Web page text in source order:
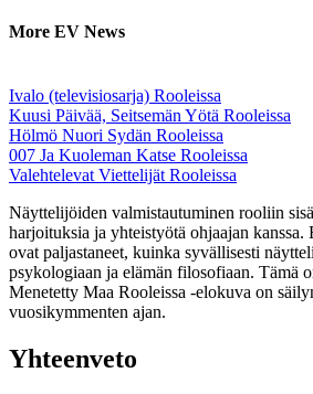
More EV News
Ivalo (televisiosarja) Rooleissa
Kuusi Päivää, Seitsemän Yötä Rooleissa
Hölmö Nuori Sydän Rooleissa
007 Ja Kuoleman Katse Rooleissa
Valehtelevat Viettelijät Rooleissa
Näyttelijöiden valmistautuminen rooliin
harjoituksia ja yhteistyötä ohjaajan kanssa.
ovat paljastaneet, kuinka syvällisesti
psykologiaan ja elämän filosofiaan. Tämä
Menetetty Maa Rooleissa -elokuva on
vuosikymmenten ajan.
Yhteenveto